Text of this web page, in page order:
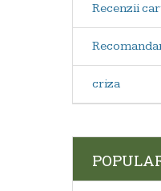
Recenzii
criza